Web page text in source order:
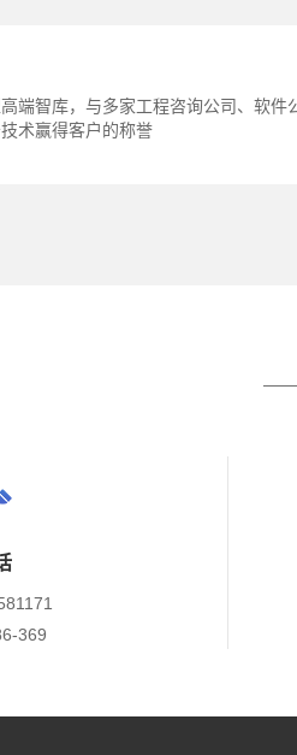
端智库，与多家工程咨询公司、软件
术赢得客户的称誉
369